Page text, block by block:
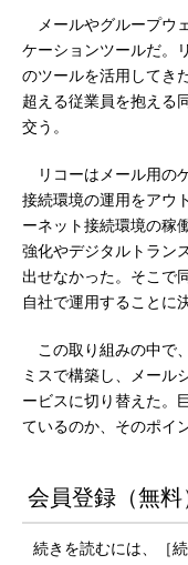
メールやグループウ
ケーションツールだ。
のツールを活用してき
超える従業員を抱える
交う。
リコーはメール用の
接続環境の運用をアウ
ーネット接続環境の稼
強化やデジタルトラン
出せなかった。そこで
自社で運用することに
この取り組みの中で
ミスで構築し、メール
ービスに切り替えた。
ているのか、そのポイ
会員登録（無
続きを読むには、［